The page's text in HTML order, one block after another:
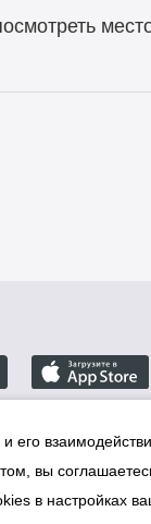
его
вы
в настройках